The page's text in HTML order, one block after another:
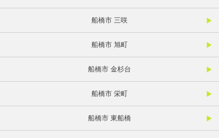
船橋市 三咲
船橋市 旭町
船橋市 金杉台
船橋市 栄町
船橋市 東船橋